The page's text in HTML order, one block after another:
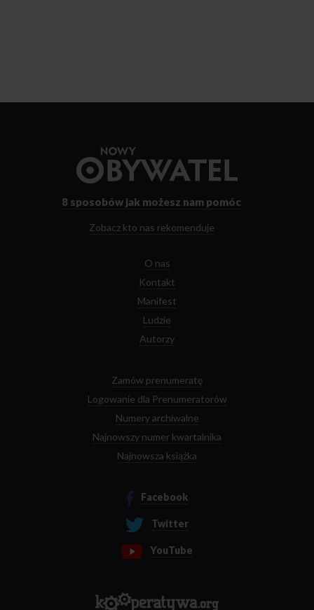
strony
8 sposobów jak możesz nam pomóc
Zobacz kto nas rekomenduje
O nas
Kontakt
Manifest
Ludzie
Autorzy
Zamów prenumeratę
Logowanie dla Prenumeratorów
Numery archiwalne
Najnowszy numer kwartalnika
Najnowsza książka
Facebook
Twitter
YouTube